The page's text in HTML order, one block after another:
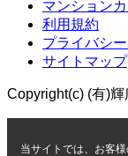
マンション
利用規約
プライバシ
サイトマップ
Copyright(c) (有)
当サイトでは、お客